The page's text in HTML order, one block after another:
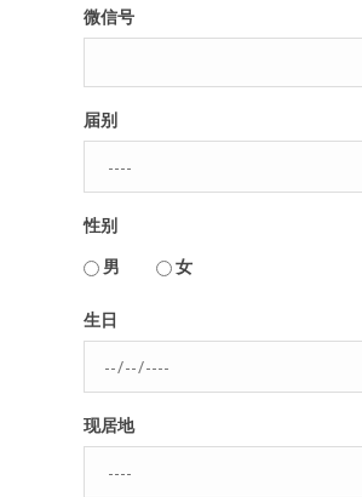
用户名或Email
记住我的登录状态
辉煌2013
梦工坊圈
人脉圈
信息圈
品牌的力量
微信号
届别
性别
男
女
生日
现居地